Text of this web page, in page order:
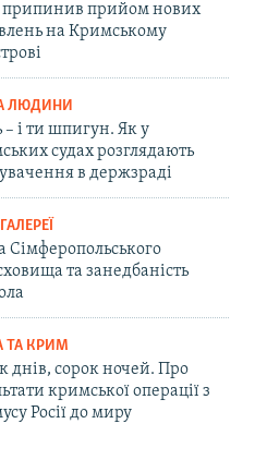
припинив прийом нових
на Кримському
ЛЮДИНИ
і ти шпигун. Як у
судах розглядають
в держзраді
Сімферопольського
та занедбаність
ТА КРИМ
днів, сорок ночей. Про
кримської операції з
Росії до миру